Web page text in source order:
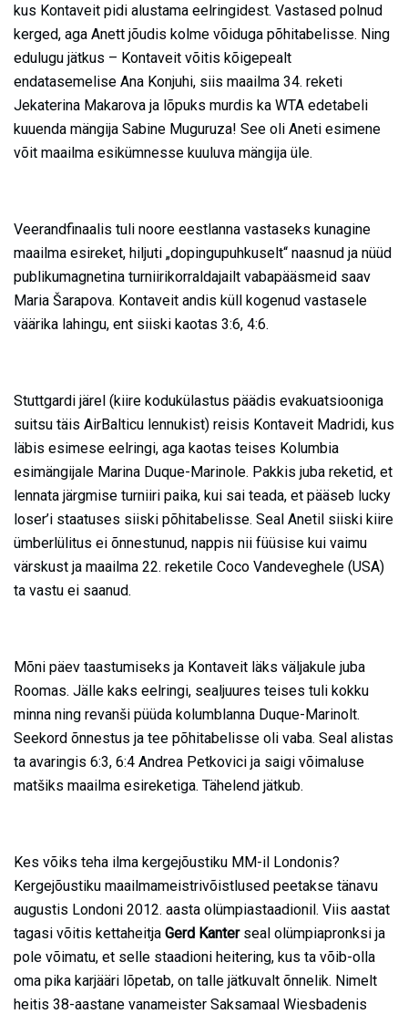
kus Kontaveit pidi alustama eelringidest. Vastased polnud
kerged, aga Anett jõudis kolme võiduga põhitabelisse. Ning
edulugu jätkus – Kontaveit võitis kõigepealt
endatasemelise Ana Konjuhi, siis maailma 34. reketi
Jekaterina Makarova ja lõpuks murdis ka WTA edetabeli
kuuenda mängija Sabine Muguruza! See oli Aneti esimene
võit maailma esikümnesse kuuluva mängija üle.
Veerandfinaalis tuli noore eestlanna vastaseks kunagine
maailma esireket, hiljuti „dopingupuhkuselt“ naasnud ja nüüd
publikumagnetina turniirikorraldajailt vabapääsmeid saav
Maria Šarapova. Kontaveit andis küll kogenud vastasele
väärika lahingu, ent siiski kaotas 3:6, 4:6.
Stuttgardi järel (kiire kodukülastus päädis evakuatsiooniga
suitsu täis AirBalticu lennukist) reisis Kontaveit Madridi, kus
läbis esimese eelringi, aga kaotas teises Kolumbia
esimängijale Marina Duque-Marinole. Pakkis juba reketid, et
lennata järgmise turniiri paika, kui sai teada, et pääseb lucky
loser’i staatuses siiski põhitabelisse. Seal Anetil siiski kiire
ümberlülitus ei õnnestunud, nappis nii füüsise kui vaimu
värskust ja maailma 22. reketile Coco Vandeveghele (USA)
ta vastu ei saanud.
Mõni päev taastumiseks ja Kontaveit läks väljakule juba
Roomas. Jälle kaks eelringi, sealjuures teises tuli kokku
minna ning revanši püüda kolumblanna Duque-Marinolt.
Seekord õnnestus ja tee põhitabelisse oli vaba. Seal alistas
ta avaringis 6:3, 6:4 Andrea Petkovici ja saigi võimaluse
matšiks maailma esireketiga. Tähelend jätkub.
Kes võiks teha ilma kergejõustiku MM-il Londonis?
Kergejõustiku maailmameistrivõistlused peetakse tänavu
augustis Londoni 2012. aasta olümpiastaadionil. Viis aastat
tagasi võitis kettaheitja Gerd Kanterseal olümpiapronksi ja
pole võimatu, et selle staadioni heitering, kus ta võib-olla
oma pika karjääri lõpetab, on talle jätkuvalt õnnelik. Nimelt
heitis 38-aastane vanameister Saksamaal Wiesbadenis